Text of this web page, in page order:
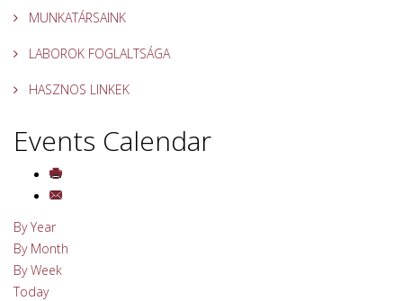
MUNKATÁRSAINK
LABOROK FOGLALTSÁGA
HASZNOS LINKEK
Events Calendar
By Year
By Month
By Week
Today